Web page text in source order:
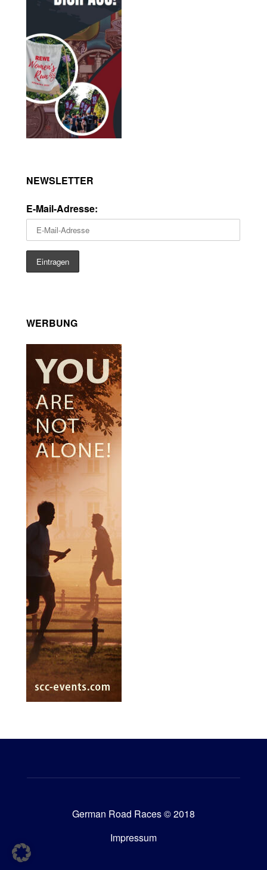
NEWSLETTER
E-Mail-Adresse:
WERBUNG
German Road Races © 2018
Impressum